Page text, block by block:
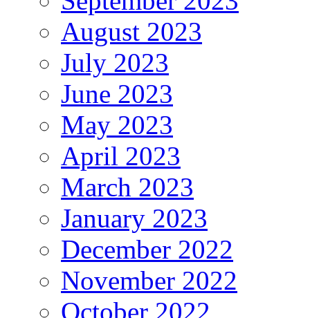
August 2023
July 2023
June 2023
May 2023
April 2023
March 2023
January 2023
December 2022
November 2022
October 2022